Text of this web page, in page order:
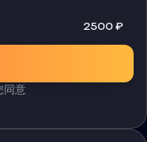
2500₽
同意